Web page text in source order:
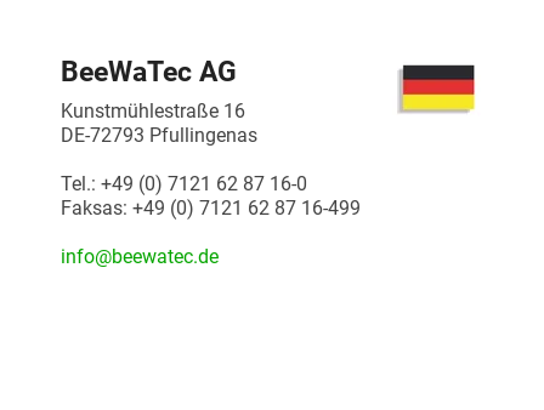
BeeWaTec AG
Kunstmühlestraße 16
DE-72793 Pfullingenas
Tel.: +49 (0) 7121 62 87 16-0
Faksas: +49 (0) 7121 62 87 16-499
info@beewatec.de